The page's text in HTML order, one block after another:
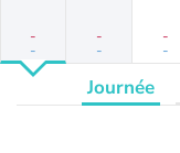
-
-
-
-
-
-
Journée